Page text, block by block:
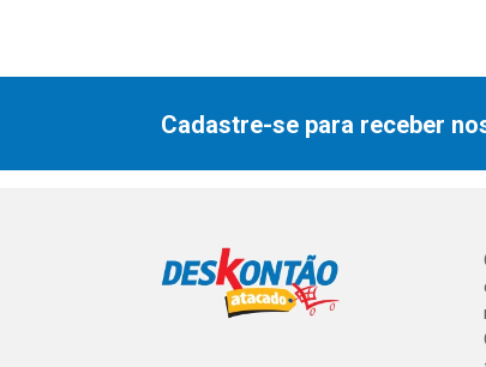
Cadastre-se para receber